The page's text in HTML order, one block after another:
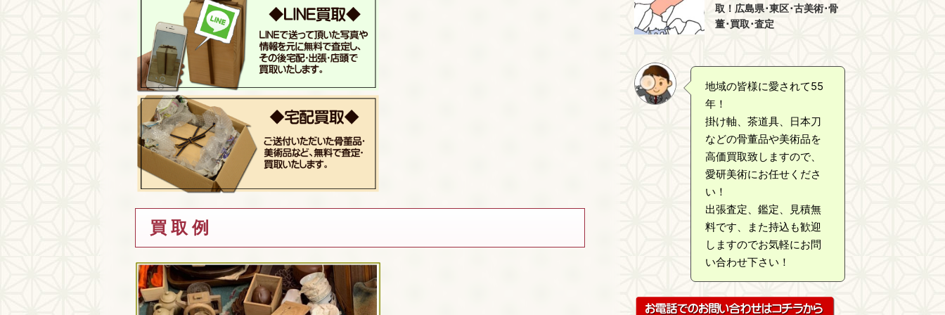
買 取 例
取！広島県･東区･古美術･骨
董･買取･査定
地域の皆様に愛されて55
年！
掛け軸、茶道具、日本刀
などの骨董品や美術品を
高価買取致しますので、
愛研美術にお任せくださ
い！
出張査定、鑑定、見積無
料です、また持込も歓迎
しますのでお気軽にお問
い合わせ下さい！